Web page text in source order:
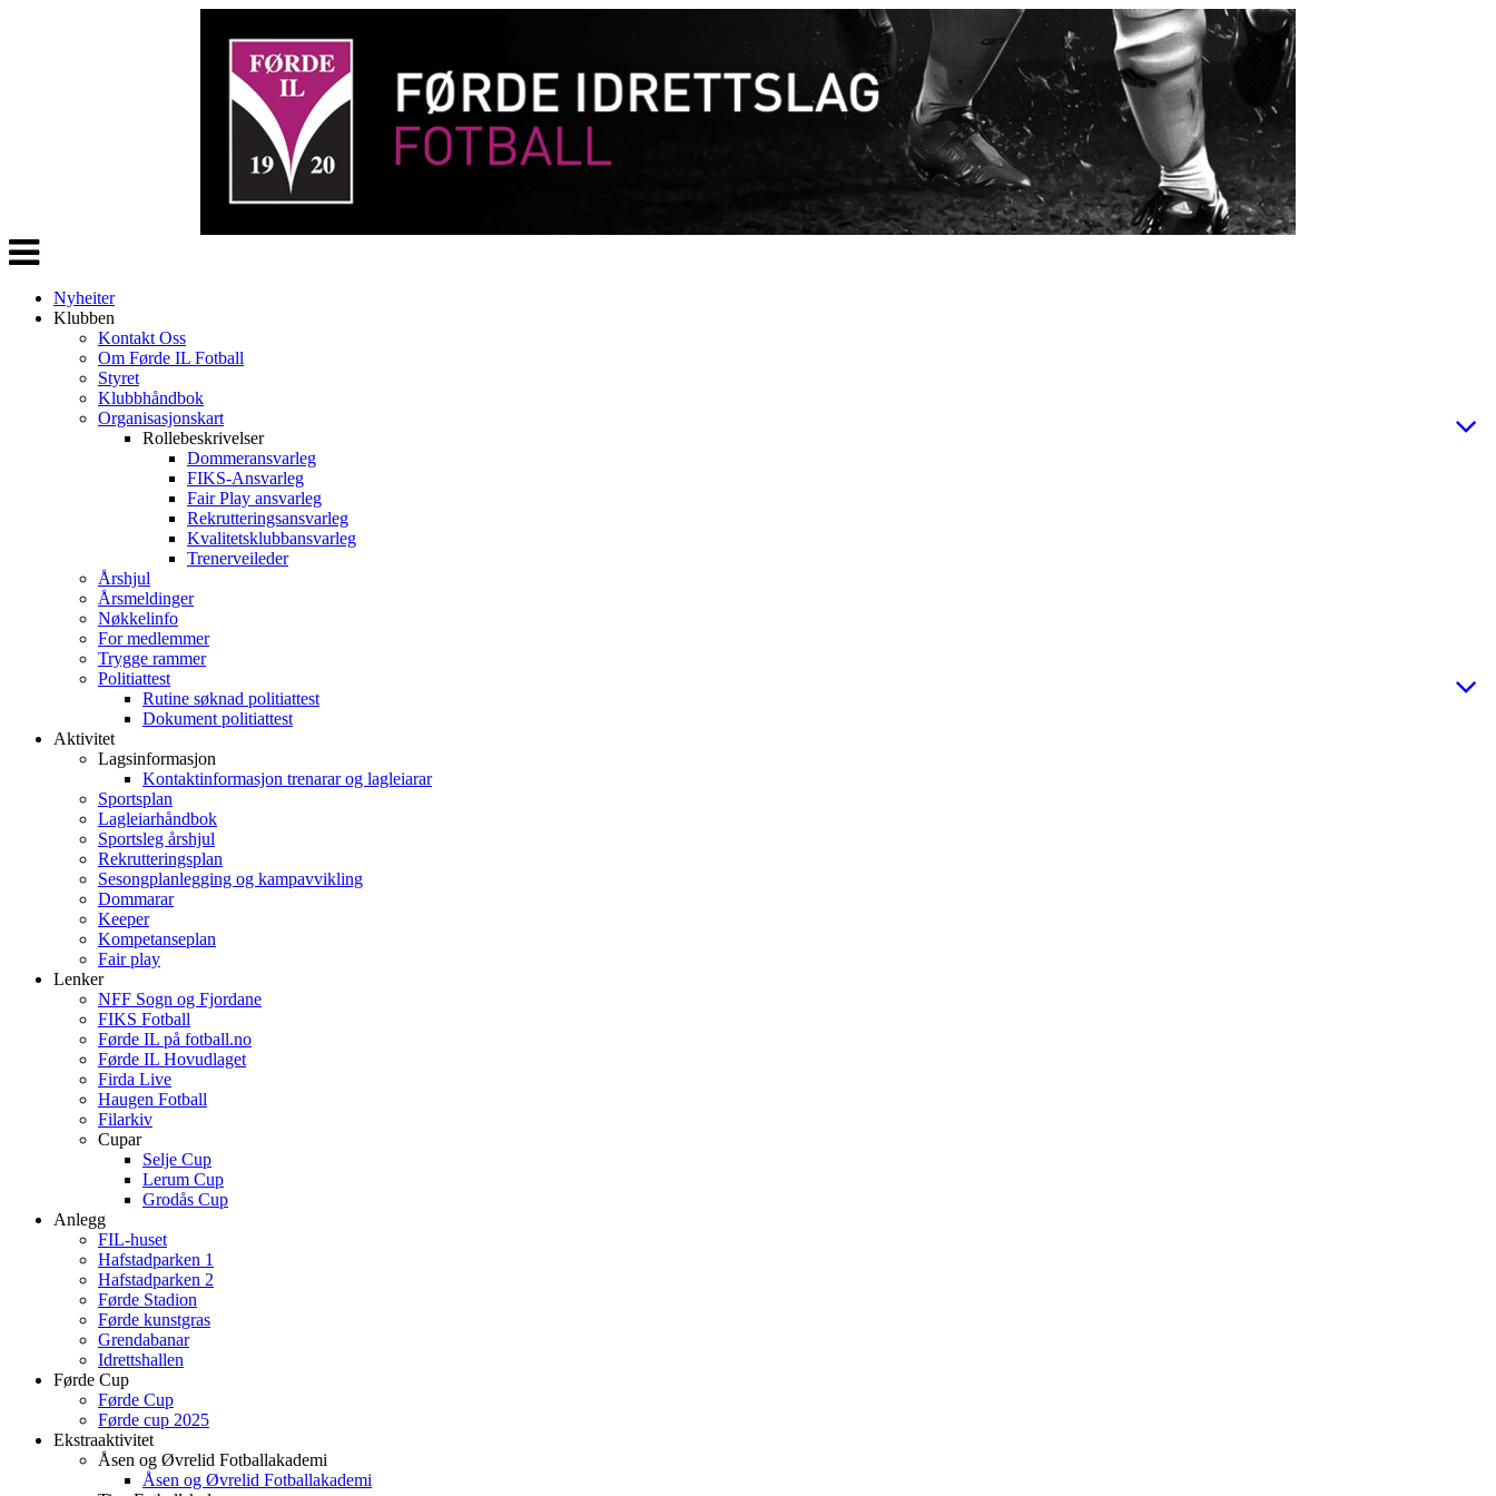
Veksle
navigasjon
Nyheiter
Klubben
Kontakt Oss
Om Førde IL Fotball
Styret
Klubbhåndbok
Organisasjonskart
Rollebeskrivelser
Dommeransvarleg
FIKS-Ansvarleg
Fair Play ansvarleg
Rekrutteringsansvarleg
Kvalitetsklubbansvarleg
Trenerveileder
Årshjul
Årsmeldinger
Nøkkelinfo
For medlemmer
Trygge rammer
Politiattest
Rutine søknad politiattest
Dokument politiattest
Aktivitet
Lagsinformasjon
Kontaktinformasjon trenarar og lagleiarar
Sportsplan
Lagleiarhåndbok
Sportsleg årshjul
Rekrutteringsplan
Sesongplanlegging og kampavvikling
Dommarar
Keeper
Kompetanseplan
Fair play
Lenker
NFF Sogn og Fjordane
FIKS Fotball
Førde IL på fotball.no
Førde IL Hovudlaget
Firda Live
Haugen Fotball
Filarkiv
Cupar
Selje Cup
Lerum Cup
Grodås Cup
Anlegg
FIL-huset
Hafstadparken 1
Hafstadparken 2
Førde Stadion
Førde kunstgras
Grendabanar
Idrettshallen
Førde Cup
Førde Cup
Førde cup 2025
Ekstraaktivitet
Åsen og Øvrelid Fotballakademi
Åsen og Øvrelid Fotballakademi